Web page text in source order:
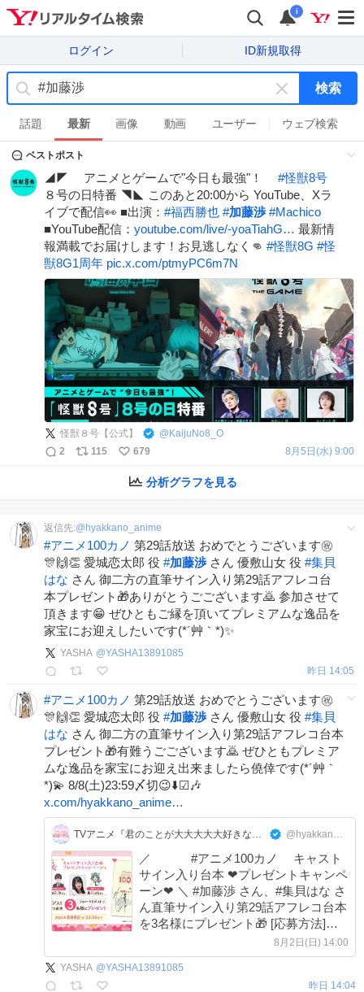
i
ログイン ID新規取得
キ
ー
ワ
ド
を
消
検索
話題 最新 画像 動画 ユーザー ウェブ検索
ベストポスト
◢◤ アニメとゲームで"今日も最強"！ #怪獣8号
８号の日特番 ◥◣ このあと20:00から YouTube、Xラ
イブで配信👀 ■出演： #福西勝也 #加藤渉 #Machico
■YouTube配信： youtube.com/live/-yoaTiahG… 最新情
報満載でお届けします！お見逃しなく👊 #怪獣8G #怪
獣8G1周年 pic.x.com/ptmyPC6m7N
怪獣８号【公式】 @ KaijuNo8_O
2
115 679 8月5日(水) 9:00
分析グラフを見る
返信先:@ hyakkano_anime
#アニメ100カノ 第29話放送 おめでとうございます㊗️
🎊🙌👏 愛城恋太郎 役 #加藤渉さん 優敷山女 役 #集貝
はな さん 御二方の直筆サイン入り第29話アフレコ台
本プレゼント🎁ありがとうごございます🙇 参加させて
頂きます😁 ぜひともご縁を頂いてプレミアムな逸品を
家宝にお迎えしたいです(*´艸｀*)✨
YASHA @YASHA13891085
昨日 14:05
#アニメ100カノ 第29話放送 おめでとうございます㊗️
🎊🙌👏 愛城恋太郎 役 #加藤渉さん 優敷山女 役 #集貝
はな さん 御二方の直筆サイン入り第29話アフレコ台本
プレゼント🎁有難うごございます🙇 ぜひともプレミア
ムな逸品を家宝にお迎え出来ましたら僥倖です(*´艸｀
*)💫 8/8(土)23:59〆切😉⬇️☑🎶
x.com/hyakkano_anime…
TVアニメ『君のことが大大大大大好きな100人の彼女』公式 @hyakkano_anime
／ #アニメ100カノ キャスト
サイン入り台本 ❤プレゼントキャンペ
ーン❤ ＼ #加藤渉 さん、#集貝はな さ
ん直筆サイン入り第29話アフレコ台本
を3名様にプレゼント🎁 [応募方法]
①@hyakkano_animeをフォロー ②本
投稿をリポスト 詳細こちら
hyakkano.com/news/post-221/
8月2日(日) 14:00
YASHA @YASHA13891085
昨日 14:04